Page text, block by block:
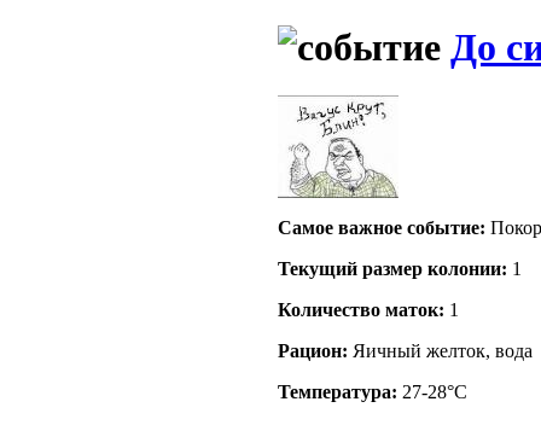
До
Самое важное событие:
Текущий размер кoлонии: 1
Количество маток: 1
Рацион: Яичный желток, вода
Температура: 27-28°C